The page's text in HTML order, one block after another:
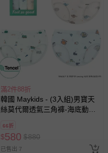
滿2件88折
韓國 Maykids - (3入組)男寶天
絲莫代爾透氣三角褲-海底動物
66折
$580 $880
已售出 7